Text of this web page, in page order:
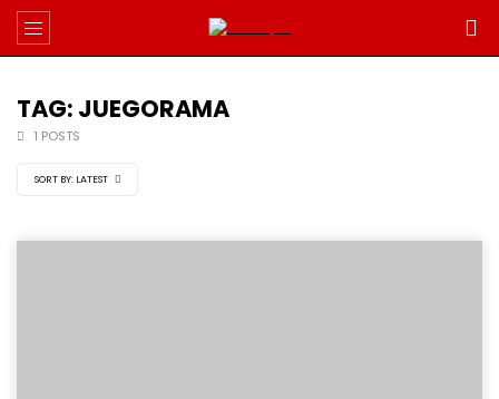
TAG: JUEGORAMA
1 POSTS
SORT BY: LATEST